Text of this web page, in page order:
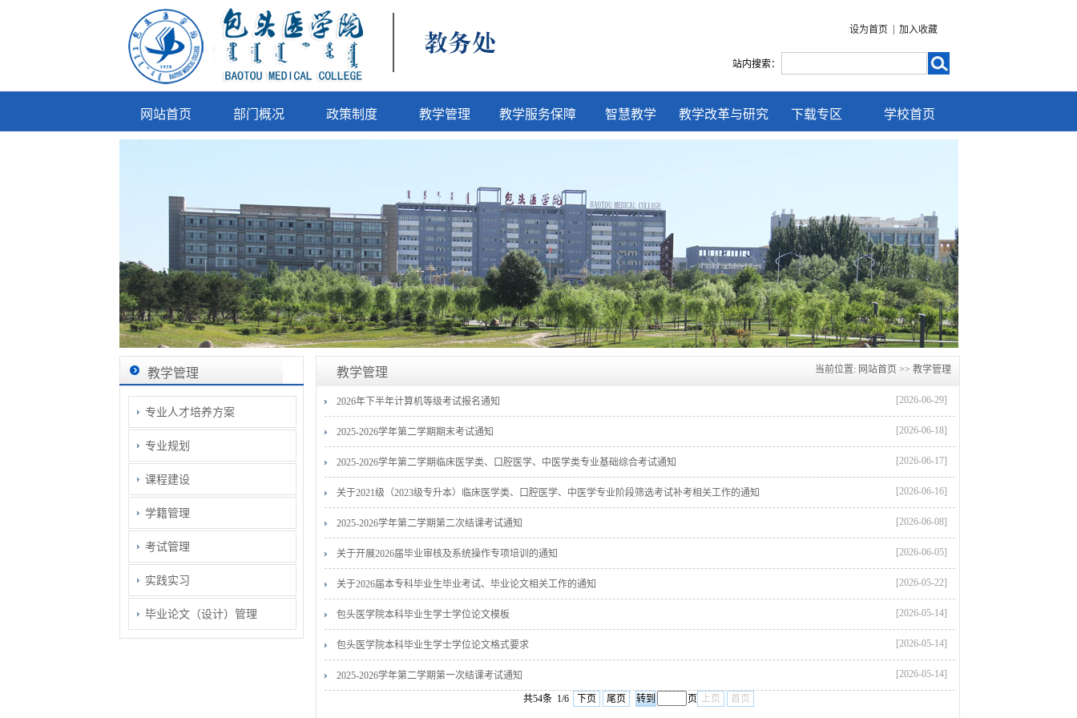
设为首页 | 加入收藏
站内搜索：
网站首页 部门概况 政策制度 教学管理 教学服务保障 智慧教学 教学改革与研究 下载专区 学校首页
教学管理
专业人才培养方案
专业规划
课程建设
学籍管理
考试管理
实践实习
毕业论文（设计）管理
教学管理 当前位置: 网站首页 >> 教学管理
[2026-06-29]
2026年下半年计算机等级考试报名通知
[2026-06-18]
2025-2026学年第二学期期末考试通知
[2026-06-17]
2025-2026学年第二学期临床医学类、口腔医学、中医学类专业基础综合考试通知
[2026-06-16]
关于2021级（2023级专升本）临床医学类、口腔医学、中医学专业阶段筛选考试补考相关工作的通知
[2026-06-08]
2025-2026学年第二学期第二次结课考试通知
[2026-06-05]
关于开展2026届毕业审核及系统操作专项培训的通知
[2026-05-22]
关于2026届本专科毕业生毕业考试、毕业论文相关工作的通知
[2026-05-14]
包头医学院本科毕业生学士学位论文模板
[2026-05-14]
包头医学院本科毕业生学士学位论文格式要求
[2026-05-14]
2025-2026学年第二学期第一次结课考试通知
共54条 1/6 首页
上页
下页 尾页 页